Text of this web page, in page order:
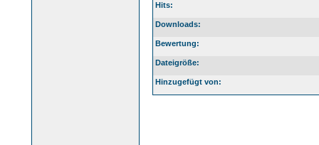
Hits:
Downloads:
Bewertung:
Dateigröße:
Hinzugefügt von: